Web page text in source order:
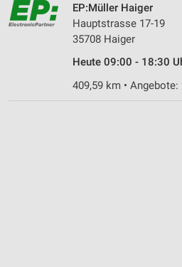
EP:Müller Haiger
Hauptstrasse 17-19
35708 Haiger
Heute 09:00 - 18:30
409,59 km •